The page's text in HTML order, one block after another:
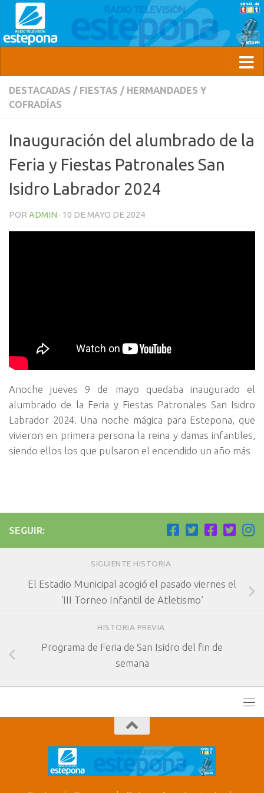
DESTACADAS / FIESTAS / HERMANDADES Y
COFRADÍAS
Inauguración del alumbrado de la
Feria y Fiestas Patronales San
Isidro Labrador 2024
POR ADMIN · 10 DE MAYO DE 2024
Anoche jueves 9 de mayo quedaba inaugurado el
alumbrado de la Feria y Fiestas Patronales San Isidro
Labrador 2024. Una noche mágica para Estepona, que
vivieron en primera persona la reina y damas infantiles,
siendo ellos los que pulsaron el encendido un año más
SEGUIR:
SIGUIENTE HISTORIA
El Estadio Municipal acogió el pasado viernes el
‘III Torneo Infantil de Atletismo’
HISTORIA PREVIA
Programa de Feria de San Isidro del fin de
semana